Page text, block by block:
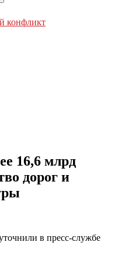
конфликт
16,6 млрд
дорог и
в пресс-службе